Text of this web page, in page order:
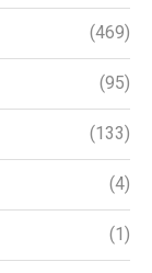
(469)
(95)
(133)
(4)
(1)